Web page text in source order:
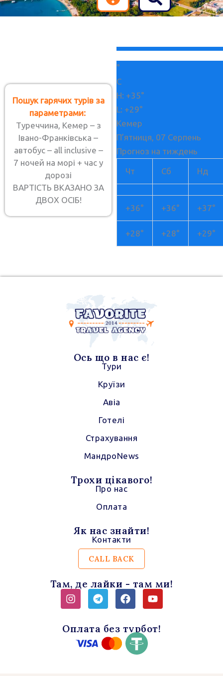
Пошук гарячих турів за
параметрами:
Туреччина, Кемер – з
Івано-Франківська –
автобус – all inclusive –
7 ночей на морі + час у
дорозі
ВАРТІСТЬ ВКАЗАНО ЗА
ДВОХ ОСІБ!
+35
°
C
H: +35°
L: +29°
Кемер
П’ятниця, 07 Серпень
Прогноз на тиждень
Чт Сб Нд
+36° +36° +37°
+28° +28° +29°
Є питання? Ставте!
Із задоволенням на них відповімо
T
l
g
V
i
b
e
r
W
a
t
s
Зворотній
дзвінок
+38
099
425 03
03
Ось що в нас є!
Тури
Круїзи
Авіа
Готелі
Страхування
МандроNews
Трохи цікавого!
Про нас
Оплата
Як нас знайти!
Контакти
CALL BACK
Там, де лайки - там ми!
InstagramTelegramFacebookYoutube
Оплата без турбот!
VISA